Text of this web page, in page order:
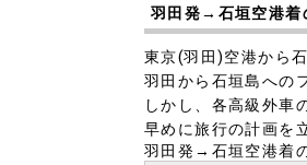
羽田発→石垣空港着
東京(羽田)空港から
羽田から石垣島への
しかし、各高級外車
早めに旅行の計画を
羽田発→石垣空港着